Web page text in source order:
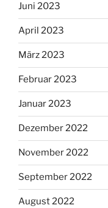
Juni 2023
April 2023
März 2023
Februar 2023
Januar 2023
Dezember 2022
November 2022
September 2022
August 2022